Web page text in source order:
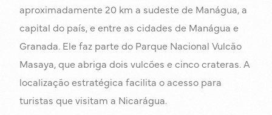
aproximadamente 20 km a sudeste de Manágua, a
capital do país, e entre as cidades de Manágua e
Granada. Ele faz parte do Parque Nacional Vulcão
Masaya, que abriga dois vulcões e cinco crateras. A
localização estratégica facilita o acesso para
turistas que visitam a Nicarágua.